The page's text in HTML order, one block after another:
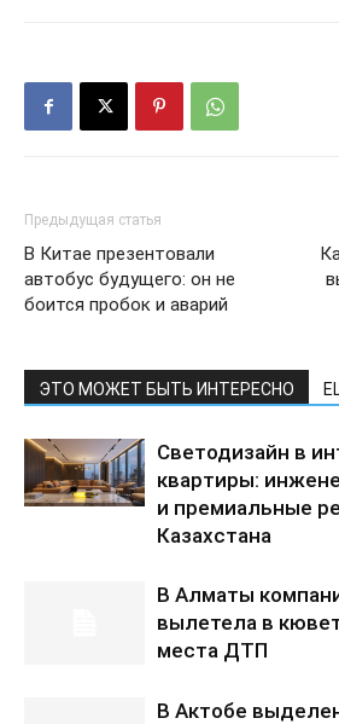
Предыдущая статья
В Китае презентовали
автобус будущего: он не
боится пробок и аварий
ЭТО МОЖЕТ БЫТЬ ИНТЕРЕСНО
Светодизайн в
квартиры:
и премиальные
Казахстана
В Алматы
вылетела в
места ДТП
В Актобе